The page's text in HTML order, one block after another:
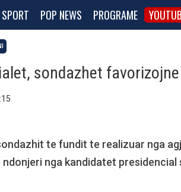
SPORT POP NEWS PROGRAME
sondazhet
te fundit te realizuar nga
ndonjeri nga kandidatet